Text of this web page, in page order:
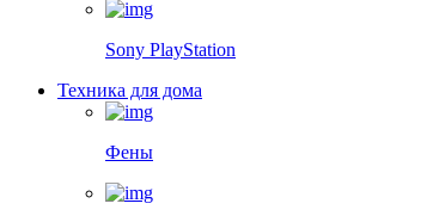
Sony PlayStation
Техника для дома
Фены